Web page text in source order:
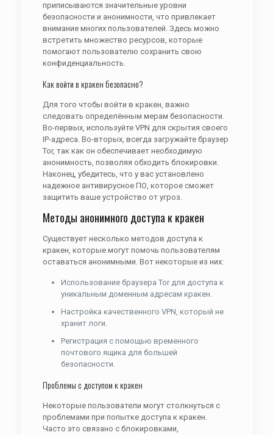
приписываются значительные уровни
безопасности и анонимности, что привлекает
внимание многих пользователей. Здесь можно
встретить множество ресурсов, которые
помогают пользователю сохранить свою
конфиденциальность.
Как войти в кракен безопасно?
Для того чтобы войти в кракен, важно
следовать определённым мерам безопасности.
Во-первых, используйте VPN для скрытия своего
IP-адреса. Во-вторых, всегда загружайте браузер
Tor, так как он обеспечивает необходимую
анонимность, позволяя обходить блокировки.
Наконец, убедитесь, что у вас установлено
надежное антивирусное ПО, которое сможет
защитить ваше устройство от угроз.
Методы анонимного доступа к кракен
Существует несколько методов доступа к
кракен, которые могут помочь пользователям
оставаться анонимными. Вот некоторые из них:
Использование браузера Tor для доступа к
уникальным доменным адресам кракен.
Настройка качественного VPN, который не
хранит логи.
Регистрация с помощью временного
почтового ящика для большей
безопасности.
Проблемы с доступом к кракен
Некоторые пользователи могут столкнуться с
проблемами при попытке доступа к кракен.
Часто это связано с блокировками,